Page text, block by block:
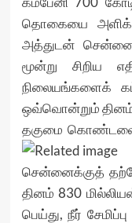
தொகையை
அத்துடன்
மூன்று சிறிய
நிலையங்களைக்
ஒவ்வொன்றும் தினம்
தகுமை
சென்னைக்குத்
தினம் 830
பெய்து, நீர்